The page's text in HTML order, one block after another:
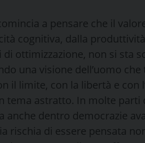
a pensare che il
cognitiva, dalla
di ottimizzazione, non si sta
una visione dell’uomo
il limite, con la libertà e con
tema astratto. In molte
anche dentro democrazie
rischia di essere pensata